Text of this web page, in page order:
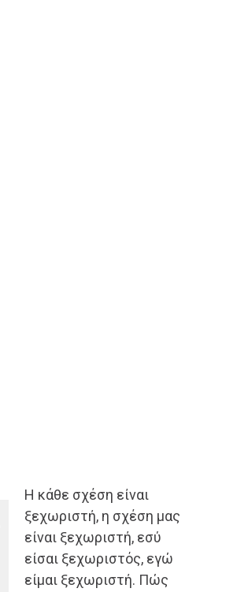
Η κάθε σχέση είναι
ξεχωριστή, η σχέση μας
είναι ξεχωριστή, εσύ
είσαι ξεχωριστός, εγώ
είμαι ξεχωριστή. Πώς